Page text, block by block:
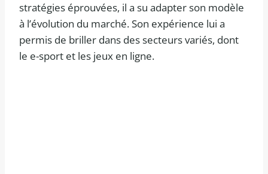
stratégies éprouvées, il a su adapter son modèle
à l’évolution du marché. Son expérience lui a
permis de briller dans des secteurs variés, dont
le e-sport et les jeux en ligne.